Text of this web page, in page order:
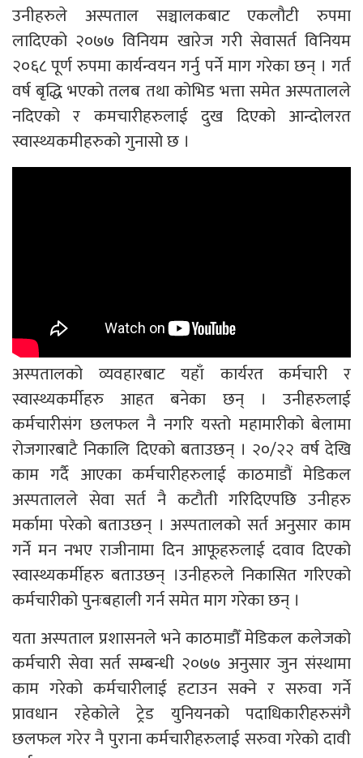
उनीहरुले अस्पताल सञ्चालकबाट एकलौटी रुपमा
लादिएको २०७७ विनियम खारेज गरी सेवासर्त विनियम
२०६८ पूर्ण रुपमा कार्यन्वयन गर्नु पर्ने माग गरेका छन् । गर्त
वर्ष बृद्धि भएको तलब तथा कोभिड भत्ता समेत अस्पतालले
नदिएको र कमचारीहरुलाई दुख दिएको आन्दोलरत
स्वास्थ्यकमीहरुको गुनासो छ ।
अस्पतालको व्यवहारबाट यहाँ कार्यरत कर्मचारी र
स्वास्थ्यकर्मीहरु आहत बनेका छन् । उनीहरुलाई
कर्मचारीसंग छलफल नै नगरि यस्तो महामारीको बेलामा
रोजगारबाटै निकालि दिएको बताउछन् । २०/२२ वर्ष देखि
काम गर्दै आएका कर्मचारीहरुलाई काठमाडौं मेडिकल
अस्पतालले सेवा सर्त नै कटौती गरिदिएपछि उनीहरु
मर्कामा परेको बताउछन् । अस्पतालको सर्त अनुसार काम
गर्ने मन नभए राजीनामा दिन आफूहरुलाई दवाव दिएको
स्वास्थ्यकर्मीहरु बताउछन् ।उनीहरुले निकासित गरिएको
कर्मचारीको पुनःबहाली गर्न समेत माग गरेका छन् ।
यता अस्पताल प्रशासनले भने काठमाडौँ मेडिकल कलेजको
कर्मचारी सेवा सर्त सम्बन्धी २०७७ अनुसार जुन संस्थामा
काम गरेको कर्मचारीलाई हटाउन सक्ने र सरुवा गर्ने
प्रावधान रहेकोले ट्रेड युनियनको पदाधिकारीहरुसंगै
छलफल गरेर नै पुराना कर्मचारीहरुलाई सरुवा गरेको दावी